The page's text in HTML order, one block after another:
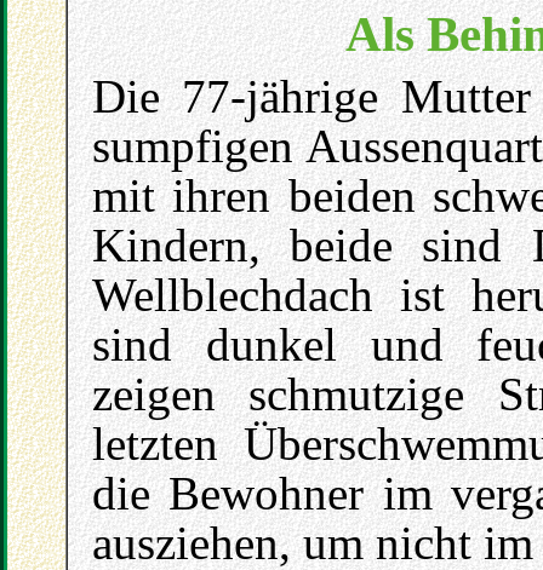
Als
Die 77-jährige
sumpfigen
mit ihren beiden
Kindern, beide sind
Wellblechdach ist
sind dunkel und
zeigen schmutzige
letzten
die Bewohner im
ausziehen, um nicht